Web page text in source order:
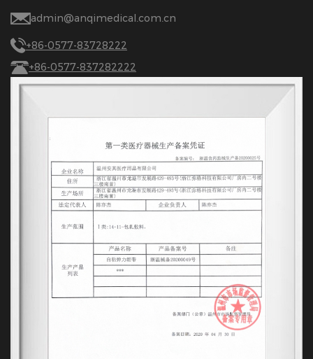
admin@anqimedical.com.cn
+86-0577-83728222
+86-0577-837282222